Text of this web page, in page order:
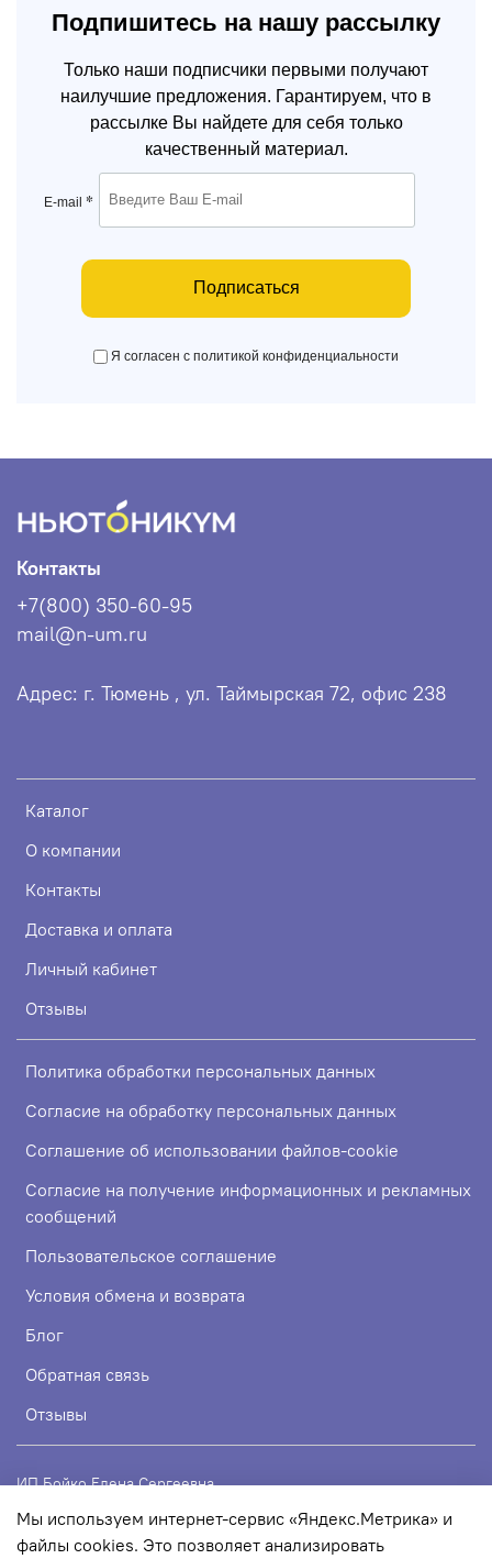
Подпишитесь на нашу рассылку
Только наши подписчики первыми получают
наилучшие предложения. Гарантируем, что в
рассылке Вы найдете для себя только
качественный материал.
E-mail *
Подписаться
Я согласен с политикой конфиденциальности
Каталог
О компании
Контакты
Доставка и оплата
Личный кабинет
Отзывы
Политика обработки персональных данных
Согласие на обработку персональных данных
Соглашение об использовании файлов-cookie
Согласие на получение информационных и рекламных
сообщений
Пользовательское соглашение
Условия обмена и возврата
Блог
Обратная связь
Отзывы
Контакты
+7(800) 350-60-95
mail@n-um.ru
Адрес: г. Тюмень , ул. Таймырская 72, офис 238
ИП Бойко Елена Сергеевна
ИНН 720319113307
ОГРНИП 324723200067956
Мы используем интернет-сервис «Яндекс.Метрика» и
файлы cookies. Это позволяет анализировать